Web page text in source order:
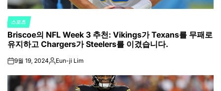
POSTED
IN
스포츠
Briscoe의 NFL Week 3 추천: Vikings가 Texans를 무패로
유지하고 Chargers가 Steelers를 이겼습니다.
on9월 19, 2024Posted
Eun-ji Lim